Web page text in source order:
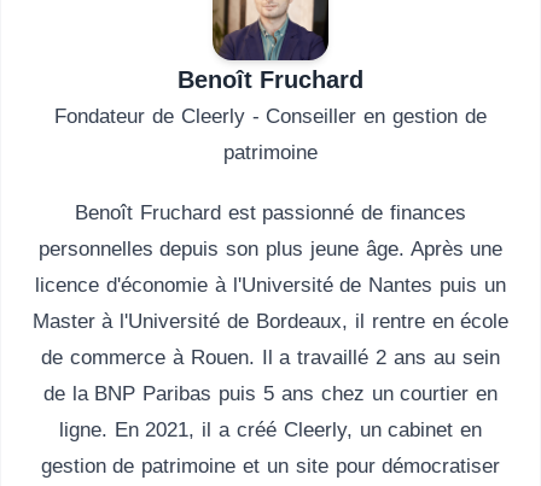
Benoît Fruchard
Fondateur de Cleerly - Conseiller en gestion de
patrimoine
Benoît Fruchard est passionné de finances
personnelles depuis son plus jeune âge. Après une
licence d'économie à l'Université de Nantes puis un
Master à l'Université de Bordeaux, il rentre en école
de commerce à Rouen. Il a travaillé 2 ans au sein
de la BNP Paribas puis 5 ans chez un courtier en
ligne. En 2021, il a créé Cleerly, un cabinet en
gestion de patrimoine et un site pour démocratiser